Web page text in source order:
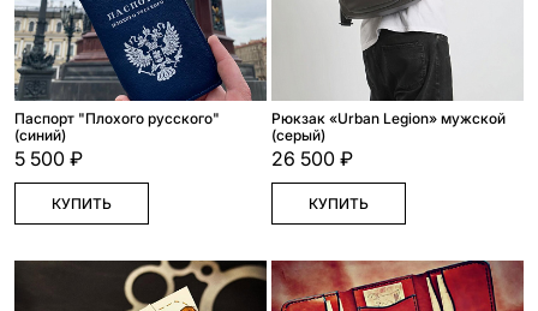
Паспорт "Плохого русского"
(синий)
5 500 ₽
КУПИТЬ
Рюкзак «Urban Legion» мужской
(серый)
26 500 ₽
КУПИТЬ